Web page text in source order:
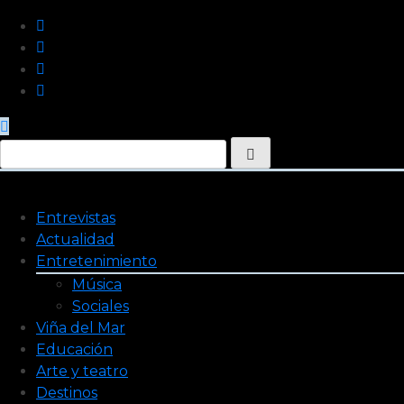
Saltar
contenido
Entrevistas
Actualidad
Entretenimiento
Música
Sociales
Viña del Mar
Educación
Arte y teatro
Destinos